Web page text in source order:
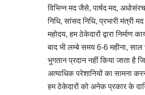
विभिन्न मद जैसे, पार्षद मद,
निधि, सांसद निधि, प्रभारी मंत्री
महोदय, हम ठेकेदारों द्वारा निर्माण
बाद भी लम्बे समय 6-6 महीना, साल
भुगतान प्रदान नहीं किया जाता है
अत्याधिक परेशानियों का सामना
हम ठेकेदारों को अनेक प्रकार के